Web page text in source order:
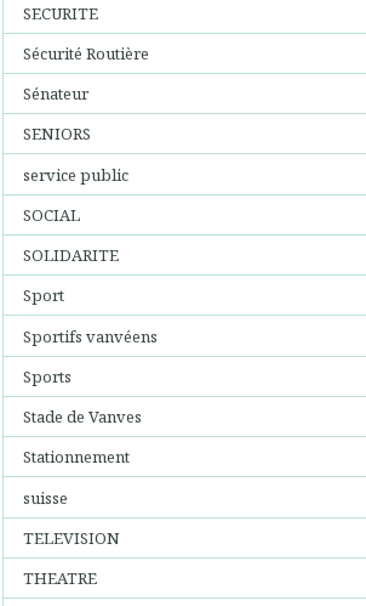
SECURITE
Sécurité Routière
Sénateur
SENIORS
service public
SOCIAL
SOLIDARITE
Sport
Sportifs vanvéens
Sports
Stade de Vanves
Stationnement
suisse
TELEVISION
THEATRE